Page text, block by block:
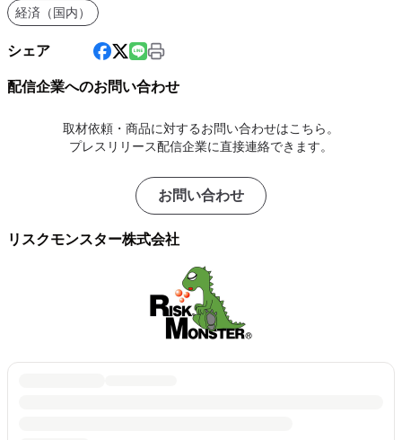
経済（国内）
シェア
配信企業へのお問い合わせ
取材依頼・商品に対するお問い合わせはこちら。
プレスリリース配信企業に直接連絡できます。
お問い合わせ
リスクモンスター株式会社